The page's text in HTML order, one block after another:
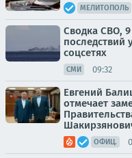
МЕЛИТОПОЛЬ
Сводка СВО,
последствий
соцсетях
СМИ 09:32
Евгений
отмечает
ОФИЦ.